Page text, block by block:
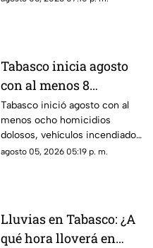
Tabasco inicia agosto
con al menos 8
h0m1cidi0s; aumenta la
violencia en
Villahermosa
Tabasco inició agosto con al
menos ocho homicidios
dolosos, vehículos incendiados
en Villahermosa y un aumento
agosto 05, 2026 05:19 p. m.
Lluvias en Tabasco: ¿A
qué hora lloverá en